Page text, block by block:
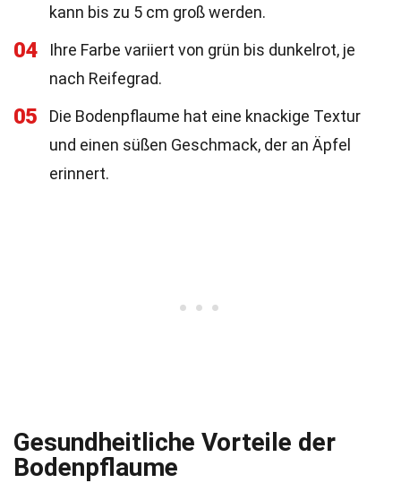
kann bis zu 5 cm groß werden.
04
Ihre Farbe variiert von grün bis dunkelrot, je
nach Reifegrad.
05
Die Bodenpflaume hat eine knackige Textur
und einen süßen Geschmack, der an Äpfel
erinnert.
Gesundheitliche Vorteile der
Bodenpflaume